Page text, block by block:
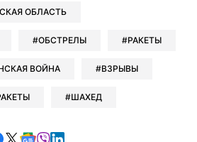
ОБЛАСТЬ
ОБСТРЕЛЫ РАКЕТЫ
ВОЙНА ВЗРЫВЫ
ШАХЕД
в Telegram
Читайте в Facebook
Читайте в X
Читайте в Google news
Читайте в Viber
Читайте в LinkedIn